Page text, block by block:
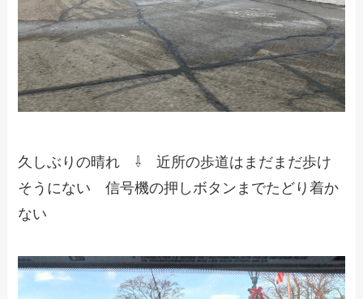
久しぶりの晴れ ⇩ 近所の歩道はまだまだ歩け
そうにない 信号機の押しボタンまでたどり着か
ない